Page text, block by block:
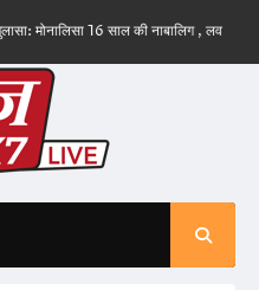
16 साल की नाबालिग , लव जिहाद के